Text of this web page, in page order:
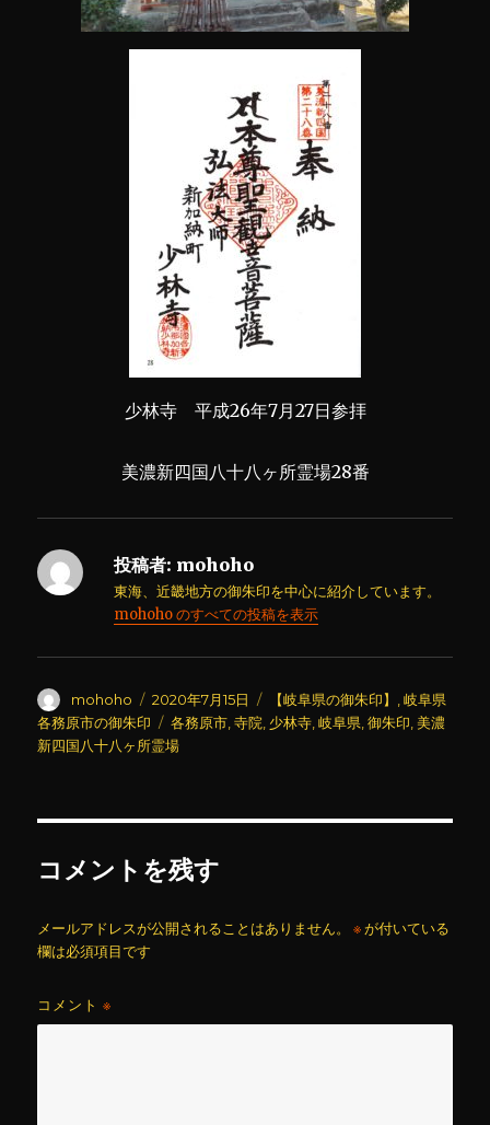
少林寺 平成26年7月27日参拝
美濃新四国八十八ヶ所霊場28番
投稿者: mohoho
東海、近畿地方の御朱印を中心に紹介しています。
mohoho のすべての投稿を表示
投
稿
者
mohoho
投
稿
日:
2020年7月15日
カ
テ
【岐阜県の御朱印】 ,岐阜県
各務原市の御朱印
タ
グ
各務原市 ,寺院 少林寺 ,岐阜県 ,御朱印 ,美濃
新四国八十八ヶ所霊場
コメントを残す
メールアドレスが公開されることはありません。 ※が付いている
欄は必須項目です
コメント※